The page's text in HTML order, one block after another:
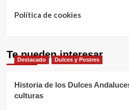
Política de cookies
Te pueden interesar
Destacado Dulces y Postres
Historia de los Dulces
culturas